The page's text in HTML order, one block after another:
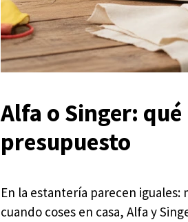
Alfa o Singer:
presupuesto
En la estantería parecen iguales:
cuando coses en casa, Alfa y